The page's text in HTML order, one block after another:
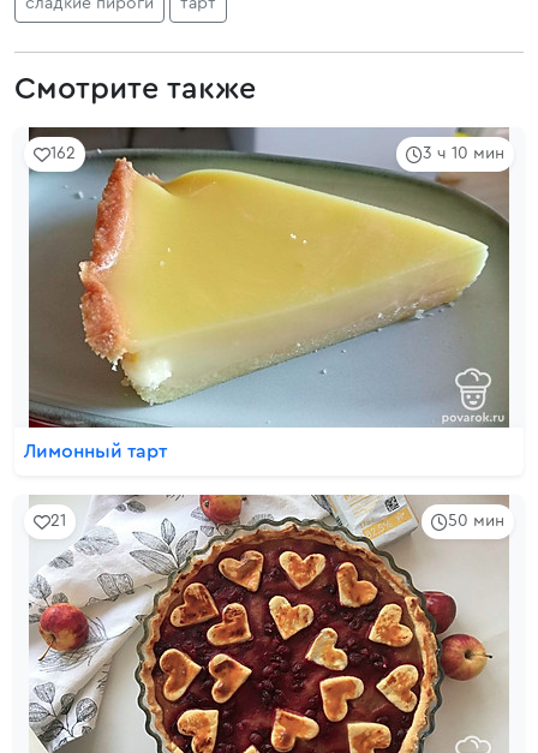
сладкие пироги тарт
Смотрите также
3 ч 10 мин
162
Лимонный тарт
50 мин
21